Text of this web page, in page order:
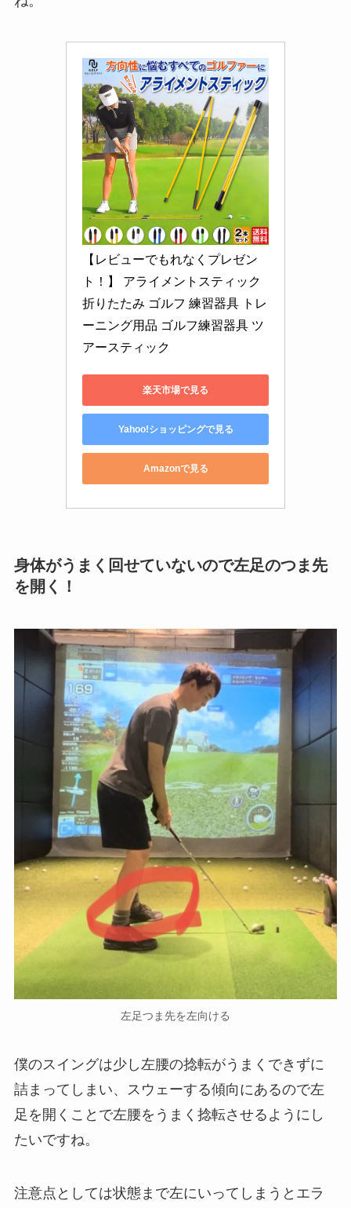
【レビューでもれなくプレゼン
ト！】 アライメントスティック
折りたたみ ゴルフ 練習器具 トレ
ーニング用品 ゴルフ練習器具 ツ
アースティック
楽天市場で見る
Yahoo!ショッピングで見る
Amazonで見る
身体がうまく回せていないので左足のつま先
を開く！
左足つま先を左向ける
僕のスイングは少し左腰の捻転がうまくできずに
詰まってしまい、スウェーする傾向にあるので左
足を開くことで左腰をうまく捻転させるようにし
たいですね。
注意点としては状態まで左にいってしまうとエラ